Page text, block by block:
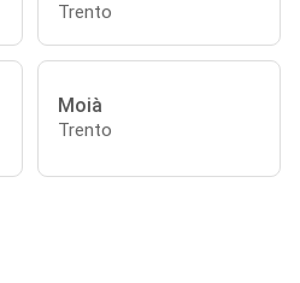
Trento
Moià
Trento